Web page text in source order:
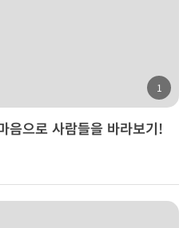
1
음으로 사람들을 바라보기!